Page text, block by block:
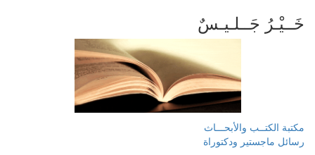
خَــيْـرُ جَــلـيـسٌ
مكتبة الكتــب والأبحـــاث
رسائل ماجستير ودكتوراة